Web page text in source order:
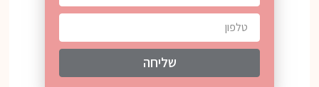
שליחה